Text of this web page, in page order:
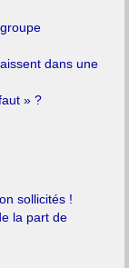
dans une
» ?
sollicités !
la part de